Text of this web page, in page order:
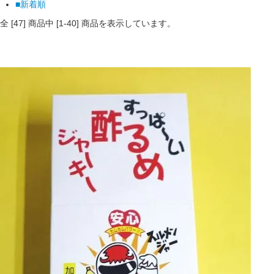
■新着順
全 [47] 商品中 [1-40] 商品を表示しています。